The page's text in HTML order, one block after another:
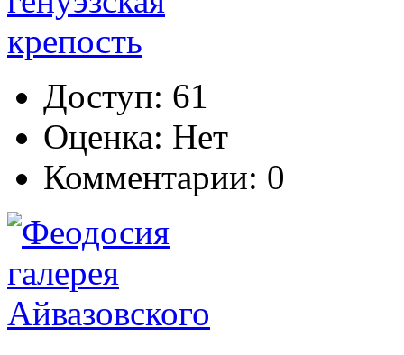
Доступ: 61
Оценка: Нет
Комментарии: 0